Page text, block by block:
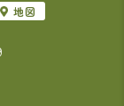
地図